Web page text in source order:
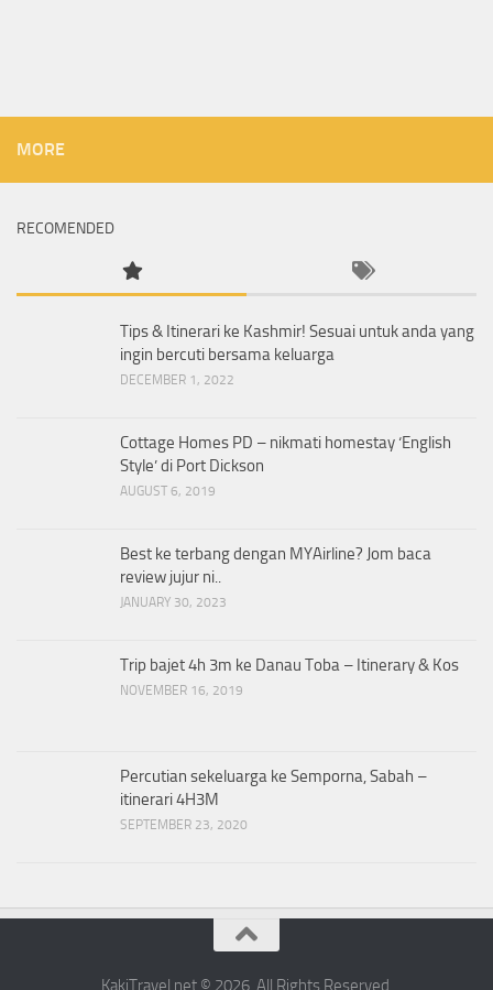
MORE
RECOMENDED
Tips & Itinerari ke Kashmir! Sesuai untuk anda yang
ingin bercuti bersama keluarga
DECEMBER 1, 2022
Cottage Homes PD – nikmati homestay ‘English
Style’ di Port Dickson
AUGUST 6, 2019
Best ke terbang dengan MYAirline? Jom baca
review jujur ni..
JANUARY 30, 2023
Trip bajet 4h 3m ke Danau Toba – Itinerary & Kos
NOVEMBER 16, 2019
Percutian sekeluarga ke Semporna, Sabah –
itinerari 4H3M
SEPTEMBER 23, 2020
KakiTravel.net © 2026. All Rights Reserved.